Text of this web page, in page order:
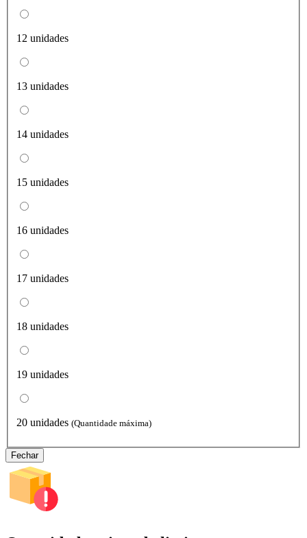
12 unidades
13 unidades
14 unidades
15 unidades
16 unidades
17 unidades
18 unidades
19 unidades
20 unidades (Quantidade máxima)
Fechar